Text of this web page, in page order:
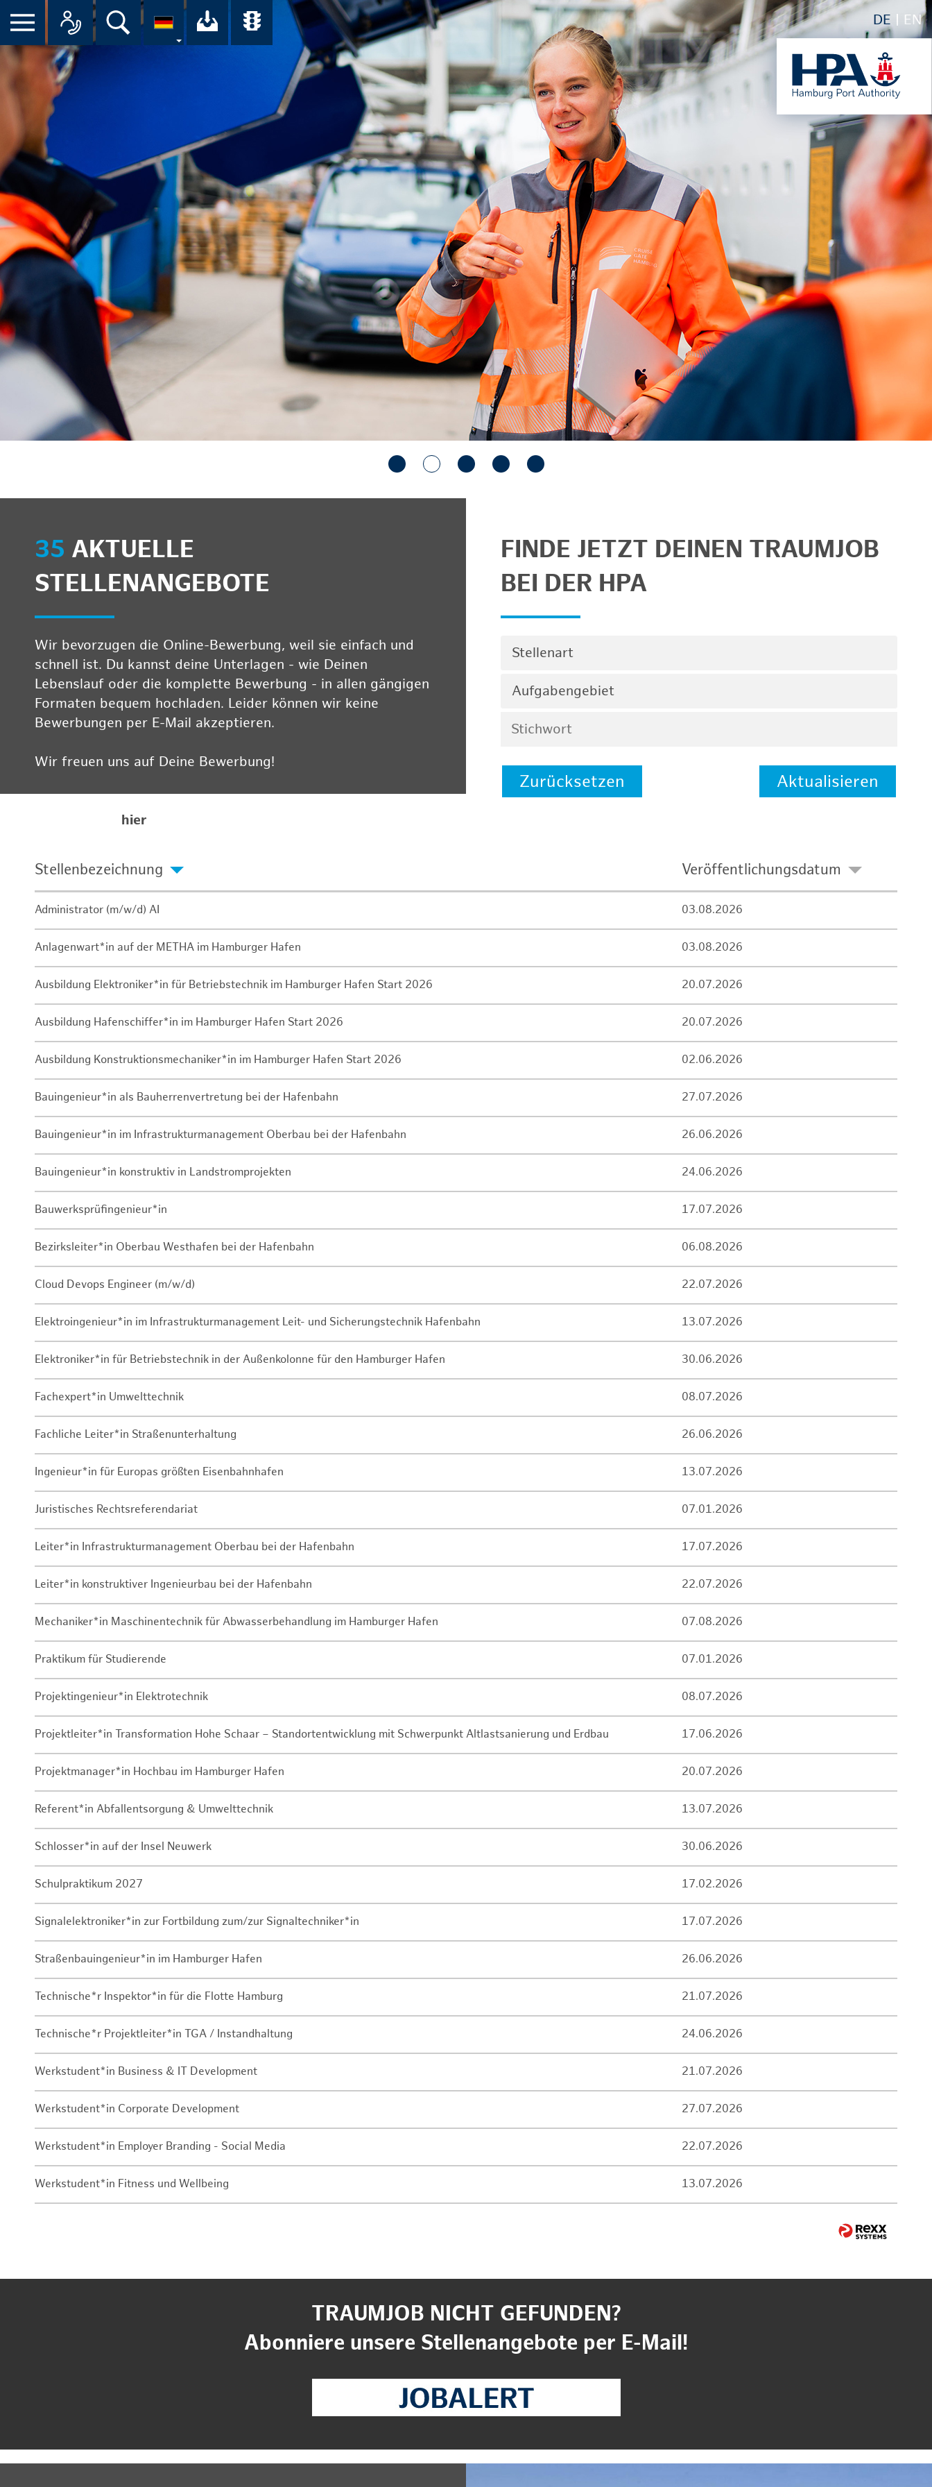
DE EN
Suche Ihr Download-Center der HPA
Übersicht aller Verkehrsmeldungen im Hafen am
35 AKTUELLE
STELLENANGEBOTE
Wir bevorzugen die Online-Bewerbung, weil sie einfach und
schnell ist. Du kannst deine Unterlagen - wie Deinen
Lebenslauf oder die komplette Bewerbung - in allen gängigen
Formaten bequem hochladen. Leider können wir keine
Bewerbungen per E-Mail akzeptieren.
Wir freuen uns auf Deine Bewerbung!
hier
FINDE JETZT DEINEN TRAUMJOB
BEI DER HPA
Stellenart
Aufgabengebiet
Zurücksetzen Aktualisieren
Stellenbezeichnung Veröffentlichungsdatum
Administrator (m/w/d) AI 03.08.2026
Anlagenwart*in auf der METHA im Hamburger Hafen 03.08.2026
Ausbildung Elektroniker*in für Betriebstechnik im Hamburger Hafen Start 2026 20.07.2026
Ausbildung Hafenschiffer*in im Hamburger Hafen Start 2026 20.07.2026
Ausbildung Konstruktionsmechaniker*in im Hamburger Hafen Start 2026 02.06.2026
Bauingenieur*in als Bauherrenvertretung bei der Hafenbahn 27.07.2026
Bauingenieur*in im Infrastrukturmanagement Oberbau bei der Hafenbahn 26.06.2026
Bauingenieur*in konstruktiv in Landstromprojekten 24.06.2026
Bauwerksprüfingenieur*in 17.07.2026
Bezirksleiter*in Oberbau Westhafen bei der Hafenbahn 06.08.2026
Cloud Devops Engineer (m/w/d) 22.07.2026
Elektroingenieur*in im Infrastrukturmanagement Leit- und Sicherungstechnik Hafenbahn 13.07.2026
Elektroniker*in für Betriebstechnik in der Außenkolonne für den Hamburger Hafen 30.06.2026
Fachexpert*in Umwelttechnik 08.07.2026
Fachliche Leiter*in Straßenunterhaltung 26.06.2026
Ingenieur*in für Europas größten Eisenbahnhafen 13.07.2026
Juristisches Rechtsreferendariat 07.01.2026
Leiter*in Infrastrukturmanagement Oberbau bei der Hafenbahn 17.07.2026
Leiter*in konstruktiver Ingenieurbau bei der Hafenbahn 22.07.2026
Mechaniker*in Maschinentechnik für Abwasserbehandlung im Hamburger Hafen 07.08.2026
Praktikum für Studierende 07.01.2026
Projektingenieur*in Elektrotechnik 08.07.2026
Projektleiter*in Transformation Hohe Schaar – Standortentwicklung mit Schwerpunkt Altlastsanierung und Erdbau 17.06.2026
Projektmanager*in Hochbau im Hamburger Hafen 20.07.2026
Referent*in Abfallentsorgung & Umwelttechnik 13.07.2026
Schlosser*in auf der Insel Neuwerk 30.06.2026
Schulpraktikum 2027 17.02.2026
Signalelektroniker*in zur Fortbildung zum/zur Signaltechniker*in 17.07.2026
Straßenbauingenieur*in im Hamburger Hafen 26.06.2026
Technische*r Inspektor*in für die Flotte Hamburg 21.07.2026
Technische*r Projektleiter*in TGA / Instandhaltung 24.06.2026
Werkstudent*in Business & IT Development 21.07.2026
Werkstudent*in Corporate Development 27.07.2026
Werkstudent*in Employer Branding - Social Media 22.07.2026
Werkstudent*in Fitness und Wellbeing 13.07.2026
TRAUMJOB NICHT GEFUNDEN?
Abonniere unsere Stellenangebote per E-Mail!